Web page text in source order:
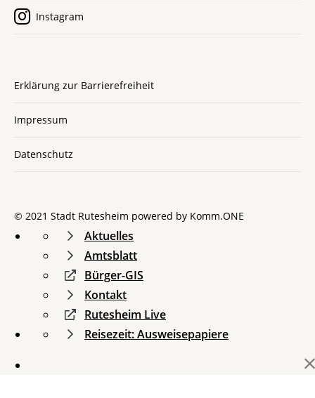
Instagram
Erklärung zur Barrierefreiheit
Impressum
Datenschutz
© 2021 Stadt Rutesheim powered by Komm.ONE
Aktuelles
Amtsblatt
Bürger-GIS
Kontakt
Rutesheim Live
Reisezeit: Ausweisepapiere